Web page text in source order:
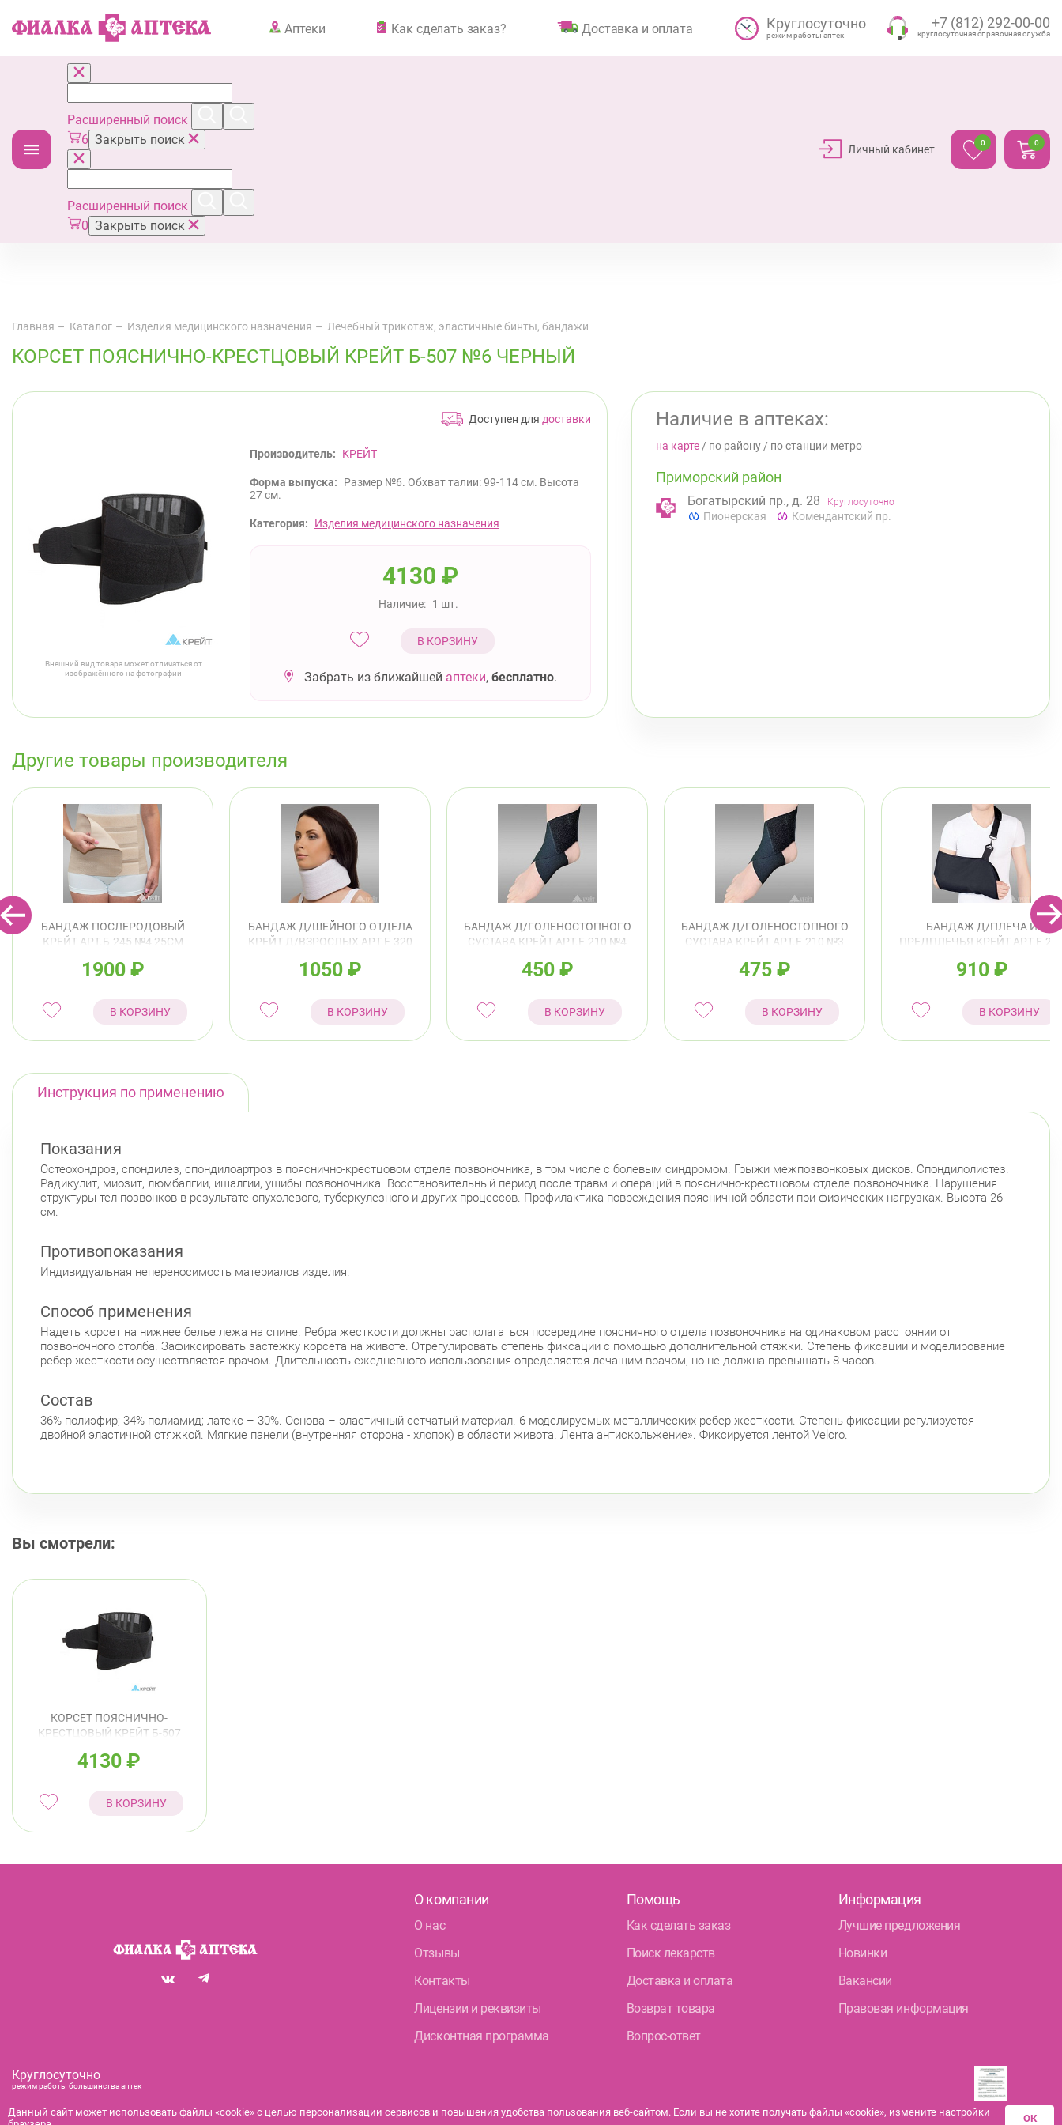
Аптеки Как сделать заказ? Доставка и оплата Круглосуточно
режим работы аптек
+7 (812) 292-00-00
круглосуточная справочная служба
Расширенный поиск
6 Закрыть поиск
Расширенный поиск
0 Закрыть поиск
Личный кабинет
0 0
Главная Каталог Изделия медицинского назначения Лечебный трикотаж, эластичные бинты, бандажи
КОРСЕТ ПОЯСНИЧНО-КРЕСТЦОВЫЙ КРЕЙТ Б-507 №6 ЧЕРНЫЙ
Доступен для доставки
Внешний вид товара может отличаться от
изображённого на фотографии
Производитель: КРЕЙТ
Форма выпуска:
Размер №6. Обхват талии: 99-114 см. Высота
27 см.
Категория: Изделия медицинского назначения
4130 ₽
Наличие: 1 шт.
В КОРЗИНУ
Забрать из ближайшей аптеки, бесплатно.
Наличие в аптеках:
на карте / по району / по станции метро
Приморский район
Богатырский пр., д. 28 Круглосуточно
Пионерская Комендантский пр.
Другие товары производителя
БАНДАЖ ПОСЛЕРОДОВЫЙ
КРЕЙТ АРТ.Б-245 №4 25СМ
1900 ₽
В КОРЗИНУ
БАНДАЖ Д/ШЕЙНОГО ОТДЕЛА
КРЕЙТ Д/ВЗРОСЛЫХ АРТ.F-320
1050 ₽
В КОРЗИНУ
БАНДАЖ Д/ГОЛЕНОСТОПНОГО
СУСТАВА КРЕЙТ АРТ.F-210 №4
450 ₽
В КОРЗИНУ
БАНДАЖ Д/ГОЛЕНОСТОПНОГО
СУСТАВА КРЕЙТ АРТ.F-210 №3
475 ₽
В КОРЗИНУ
БАНДАЖ Д/ПЛЕЧА И
ПРЕДПЛЕЧЬЯ КРЕЙТ АРТ.F-
910 ₽
В КОРЗИНУ
Инструкция по применению
Показания
Остеохондроз, спондилез, спондилоартроз в пояснично-крестцовом отделе позвоночника, в том числе с болевым синдромом. Грыжи межпозвонковых дисков. Cпондилолистез.
Радикулит, миозит, люмбалгии, ишалгии, ушибы позвоночника. Восстановительный период после травм и операций в пояснично-крестцовом отделе позвоночника. Нарушения
структуры тел позвонков в результате опухолевого, туберкулезного и других процессов. Профилактика повреждения поясничной области при физических нагрузках. Высота 26
см.
Противопоказания
Индивидуальная непереносимость материалов изделия.
Способ применения
Надеть корсет на нижнее белье лежа на спине. Ребра жесткости должны располагаться посередине поясничного отдела позвоночника на одинаковом расстоянии от
позвоночного столба. Зафиксировать застежку корсета на животе. Отрегулировать степень фиксации с помощью дополнительной стяжки. Степень фиксации и моделирование
ребер жесткости осуществляется врачом. Длительность ежедневного использования определяется лечащим врачом, но не должна превышать 8 часов.
Состав
36% полиэфир; 34% полиамид; латекс – 30%. Основа – эластичный сетчатый материал. 6 моделируемых металлических ребер жесткости. Степень фиксации регулируется
двойной эластичной стяжкой. Мягкие панели (внутренняя сторона - хлопок) в области живота. Лента антискольжение». Фиксируется лентой Velcro.
Вы смотрели:
КОРСЕТ ПОЯСНИЧНО-
КРЕСТЦОВЫЙ КРЕЙТ Б-507
4130₽
В КОРЗИНУ
О компании
О нас
Отзывы
Контакты
Лицензии и реквизиты
Дисконтная программа
Помощь
Как сделать заказ
Поиск лекарств
Доставка и оплата
Возврат товара
Вопрос-ответ
Информация
Лучшие предложения
Новинки
Вакансии
Правовая информация
Круглосуточно
режим работы большинства аптек
+7 (812) 292-00-00
справочная служба с 9:00 до 21:00
Данный сайт может использовать файлы «cookie» с целью персонализации сервисов и повышения удобства пользования веб-сайтом. Если вы не хотите получать файлы «cookie», измените настройки
ОК